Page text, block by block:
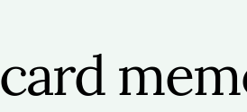
card